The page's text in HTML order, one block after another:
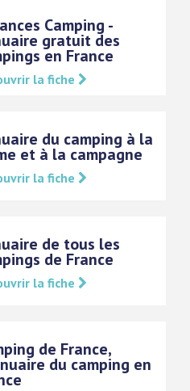
Camping -
gratuit des
en France
la fiche
du camping à la
et à la campagne
la fiche
de tous les
de France
la fiche
de France,
du camping en